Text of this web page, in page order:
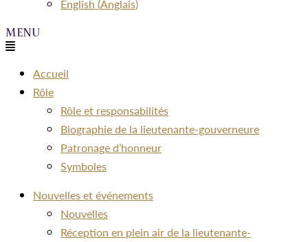
English (Anglais)
Accueil
Rôle
Rôle et responsabilités
Biographie de la lieutenante-gouverneure
Patronage d’honneur
Symboles
Nouvelles et événements
Nouvelles
Réception en plein air de la lieutenante-